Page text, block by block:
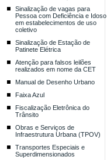
Sinalização de vagas para
Pessoa com Deficiência e Idoso
em estabelecimentos de uso
coletivo
Sinalização de Estação de
Patinete Elétrica
Atenção para falsos leilões
realizados em nome da CET
Manual de Desenho Urbano
Faixa Azul
Fiscalização Eletrônica do
Trânsito
Obras e Serviços de
Infraestrutura Urbana (TPOV)
Transportes Especiais e
Superdimensionados